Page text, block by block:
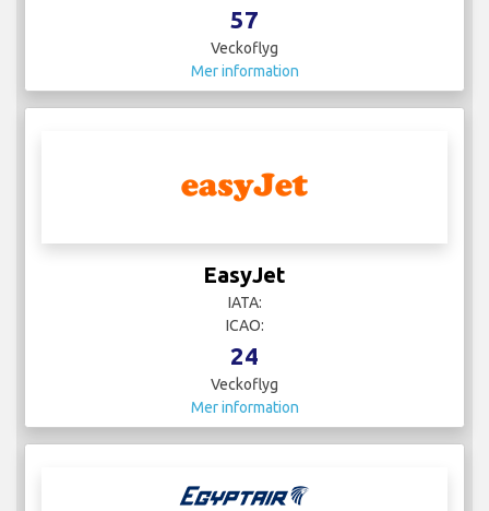
57
Veckoflyg
Mer information
EasyJet
IATA:
ICAO:
24
Veckoflyg
Mer information